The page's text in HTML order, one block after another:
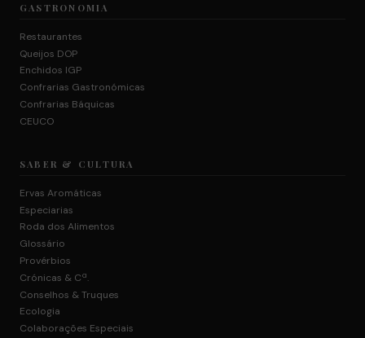
GASTRONOMIA
Restaurantes
Queijos DOP
Enchidos IGP
Confrarias Gastronómicas
Confrarias Báquicas
CEUCO
SABER & CULTURA
Ervas Aromáticas
Especiarias
Roda dos Alimentos
Glossário
Provérbios
Crónicas & Cª.
Conselhos & Truques
Ecologia
Colaborações Especiais